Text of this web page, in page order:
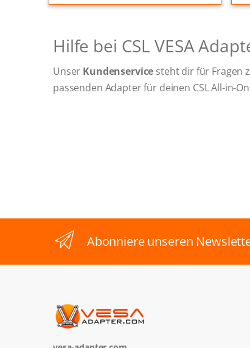
Hilfe bei CSL VESA
Unser Kundenservice steht dir für Fragen
passenden Adapter für deinen CSL All-in-
Abonniere unseren